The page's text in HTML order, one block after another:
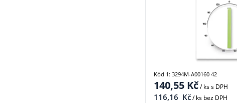
140,55 Kč/ kss DPH
116,16 Kč/ ks bez DPH
Kód 1: 3294M-A00160 42